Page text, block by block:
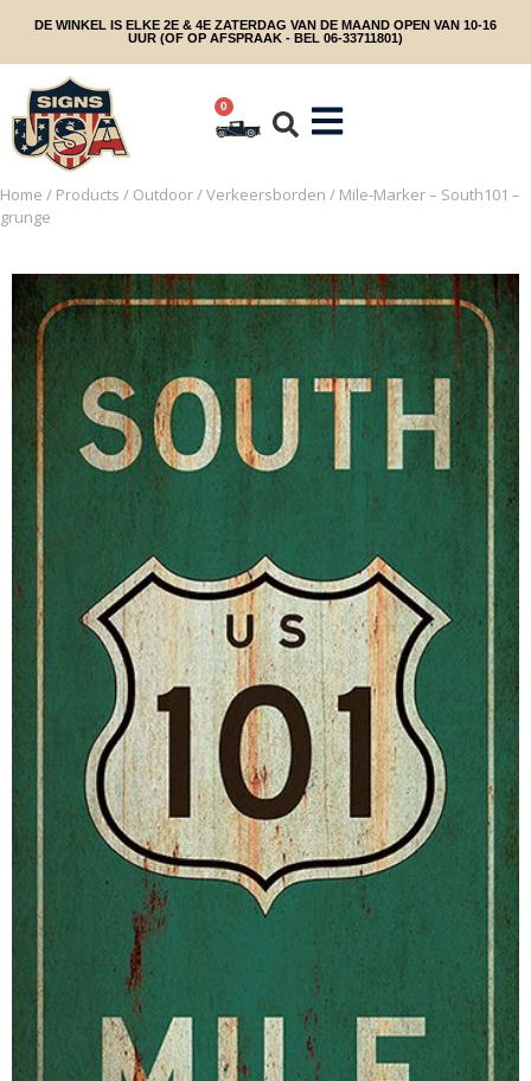
DE WINKEL IS ELKE 2E & 4E ZATERDAG VAN DE MAAND OPEN VAN 10-16
UUR (OF OP AFSPRAAK - BEL 06-33711801)
0
Home / Products / Outdoor/Verkeersborden / Mile-Marker – South101 –
grunge